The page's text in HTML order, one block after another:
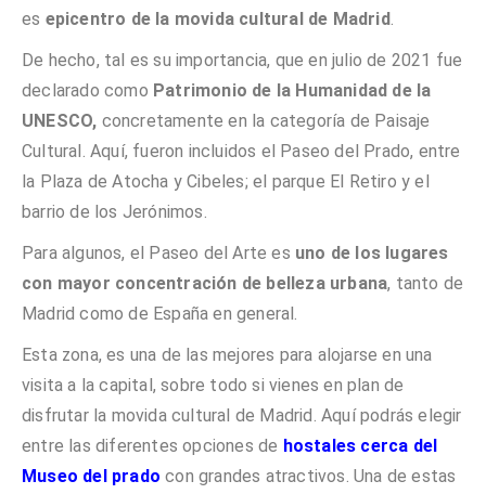
es epicentro de la movida cultural de Madrid.
De hecho, tal es su importancia, que en julio de 2021 fue
declarado como Patrimonio de la Humanidad de la
UNESCO, concretamente en la categoría de Paisaje
Cultural. Aquí, fueron incluidos el Paseo del Prado, entre
la Plaza de Atocha y Cibeles; el parque El Retiro y el
barrio de los Jerónimos.
Para algunos, el Paseo del Arte es uno de los lugares
con mayor concentración de belleza urbana, tanto de
Madrid como de España en general.
Esta zona, es una de las mejores para alojarse en una
visita a la capital, sobre todo si vienes en plan de
disfrutar la movida cultural de Madrid. Aquí podrás elegir
entre las diferentes opciones de hostales cerca del
Museo del prado con grandes atractivos. Una de estas